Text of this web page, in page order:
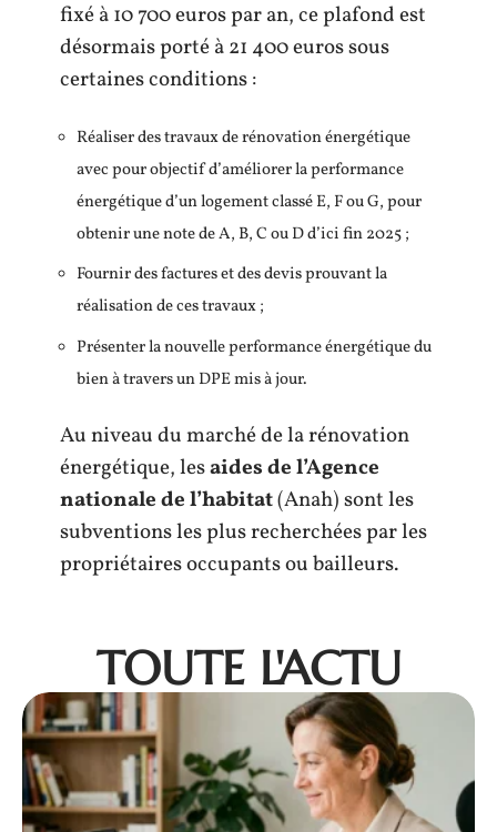
fixé à 10 700 euros par an, ce plafond est
désormais porté à 21 400 euros sous
certaines conditions :
Réaliser des travaux de rénovation énergétique
avec pour objectif d’améliorer la performance
énergétique d’un logement classé E, F ou G, pour
obtenir une note de A, B, C ou D d’ici fin 2025 ;
Fournir des factures et des devis prouvant la
réalisation de ces travaux ;
Présenter la nouvelle performance énergétique du
bien à travers un DPE mis à jour.
Au niveau du marché de la rénovation
énergétique, lesaides de l’Agence
nationale de l’habitat(Anah) sont les
subventions les plus recherchées par les
propriétaires occupants ou bailleurs.
TOUTE L'ACTU